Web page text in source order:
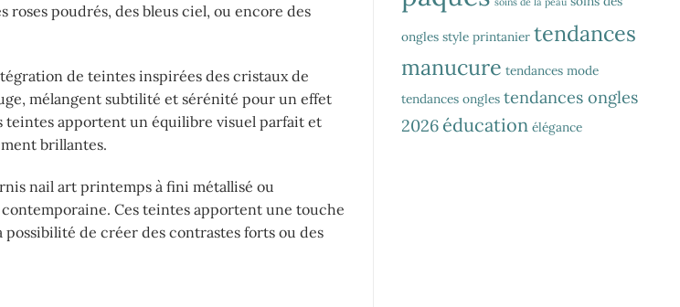
poudrés, des bleus ciel, ou encore des
de teintes inspirées des cristaux de
mélangent subtilité et sérénité pour un effet
teintes apportent un équilibre visuel parfait et
brillantes.
nail art printemps à fini métallisé ou
Ces teintes apportent une touche
de créer des contrastes forts ou des
ongles style printanier tendances
manucure tendances mode
tendances ongles tendances ongles
2026 éducation élégance